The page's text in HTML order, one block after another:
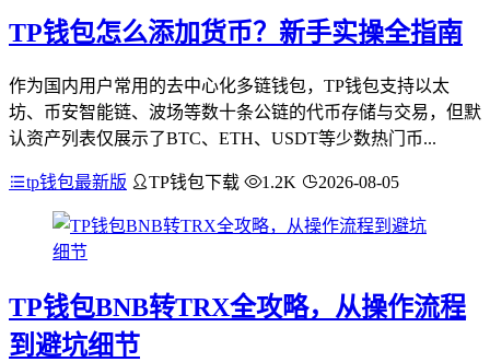
TP钱包怎么添加货币？新手实操全指南
作为国内用户常用的去中心化多链钱包，TP钱包支持以太
坊、币安智能链、波场等数十条公链的代币存储与交易，但默
认资产列表仅展示了BTC、ETH、USDT等少数热门币...
tp钱包最新版 TP钱包下载 1.2K 2026-08-05
TP钱包BNB转TRX全攻略，从操作流程
到避坑细节